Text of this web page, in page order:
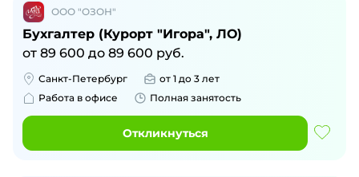
ООО "ОЗОН"
Бухгалтер (Курорт "Игора", ЛО)
от 89 600 до 89 600 руб.
Санкт-Петербург
от 1 до 3 лет
Работа в офисе
Полная занятость
Откликнуться